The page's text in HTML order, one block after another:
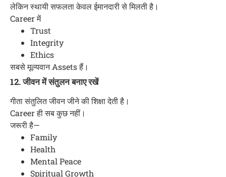
लेकिन स्थायी सफलता केवल ईमानदारी से मिलती है।
Career में
Trust
Integrity
Ethics
सबसे मूल्यवान Assets हैं।
12. जीवन में संतुलन बनाए रखें
गीता संतुलित जीवन जीने की शिक्षा देती है।
Career ही सब कुछ नहीं।
जरूरी है—
Family
Health
Mental Peace
Spiritual Growth